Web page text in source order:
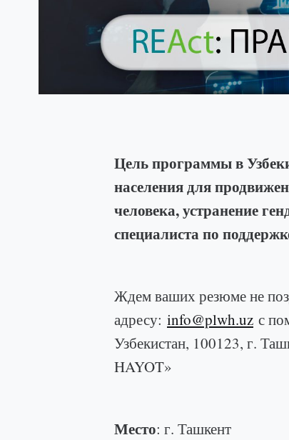
Цель программы в
населения для
человека, устранение
специалиста по
Ждем ваших резюме не
адресу: info@plwh.uz с
Узбекистан, 100123, г.
HAYOT»
Место: г. Ташкент